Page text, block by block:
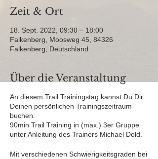
Zeit & Ort
18. Sept. 2022, 09:30 – 18:00
Falkenberg, Moosweg 45, 84326
Falkenberg, Deutschland
Über die Veranstaltung
An diesem Trail Trainingstag kannst Du Dir
Deinen persönlichen Trainingszeitraum
buchen.
90min Trail Training in (max.) 3er Gruppe
unter Anleitung des Trainers Michael Dold.
Mit verschiedenen Schwierigkeitsgraden bei